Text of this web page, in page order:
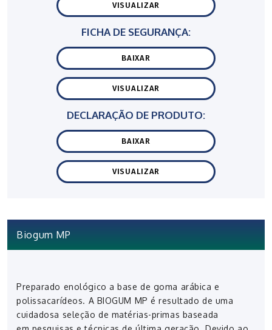
VISUALIZAR
FICHA DE SEGURANÇA:
BAIXAR
VISUALIZAR
DECLARAÇÃO DE PRODUTO:
BAIXAR
VISUALIZAR
Biogum MP
Preparado enológico a base de goma arábica e
polissacarídeos. A BIOGUM MP é resultado de uma
cuidadosa seleção de matérias-primas baseada